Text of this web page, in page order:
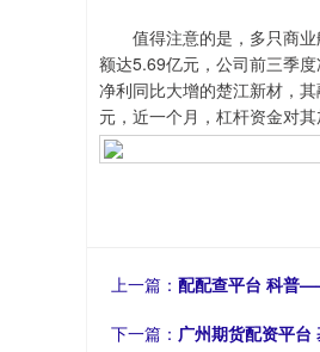
值得注意的是，多只商业
额达5.69亿元，公司前三季
净利同比大增的楚江新材，
元，近一个月，杠杆资金对其
上一篇： 配配查平台 科普
下一篇： 广州期货配资平台